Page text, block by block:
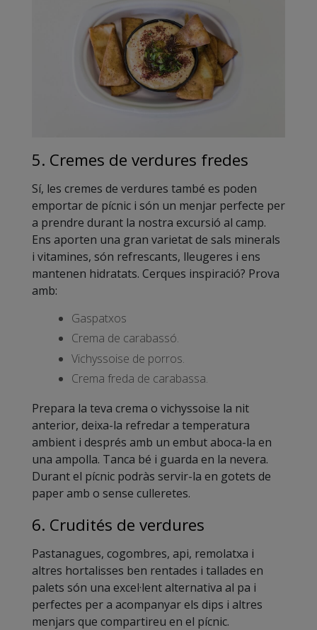
5. Cremes de verdures fredes
Sí, les cremes de verdures també es poden
emportar de pícnic i són un menjar perfecte per
a prendre durant la nostra excursió al camp.
Ens aporten una gran varietat de sals minerals
i vitamines, són refrescants, lleugeres i ens
mantenen hidratats. Cerques inspiració? Prova
amb:
Gaspatxos
Crema de carabassó.
Vichyssoise de porros.
Crema freda de carabassa.
Prepara la teva crema o vichyssoise la nit
anterior, deixa-la refredar a temperatura
ambient i després amb un embut aboca-la en
una ampolla. Tanca bé i guarda en la nevera.
Durant el pícnic podràs servir-la en gotets de
paper amb o sense culleretes.
6. Crudités de verdures
Pastanagues, cogombres, api, remolatxa i
altres hortalisses ben rentades i tallades en
palets són una excel·lent alternativa al pa i
perfectes per a acompanyar els dips i altres
menjars que compartireu en el pícnic.